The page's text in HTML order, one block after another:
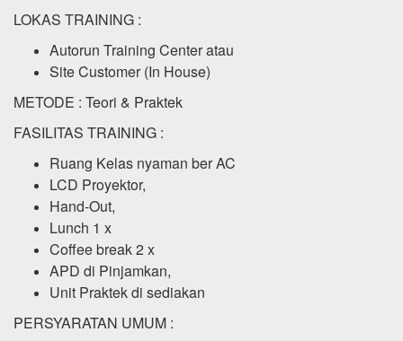
LOKAS TRAINING :
Autorun Training Center atau
Site Customer (In House)
METODE : Teori & Praktek
FASILITAS TRAINING :
Ruang Kelas nyaman ber AC
LCD Proyektor,
Hand-Out,
Lunch 1 x
Coffee break 2 x
APD di Pinjamkan,
Unit Praktek di sediakan
PERSYARATAN UMUM :